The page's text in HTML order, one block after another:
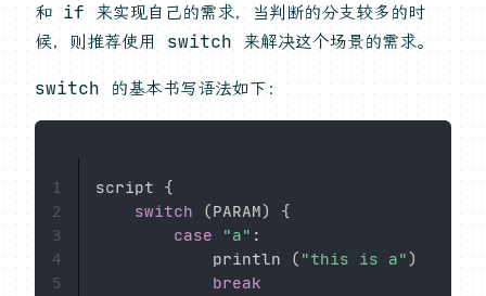
和 if 来实现自己的需求，当判断的分支较多的时
候，则推荐使用 switch 来解决这个场景的需求。
switch 的基本书写语法如下：
script {
switch
(PARAM)
{
case
"a" :
            println
( "this is a" )
break
1
2
3
4
5